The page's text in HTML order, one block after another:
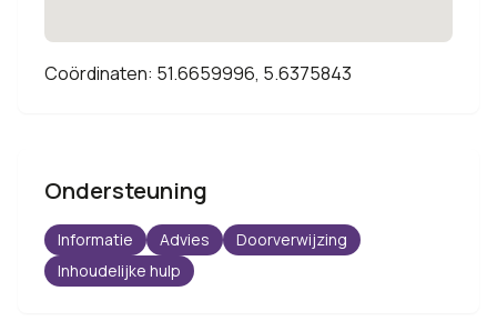
Coördinaten: 51.6659996, 5.6375843
Ondersteuning
Informatie Advies
Doorverwijzing
Inhoudelijke hulp